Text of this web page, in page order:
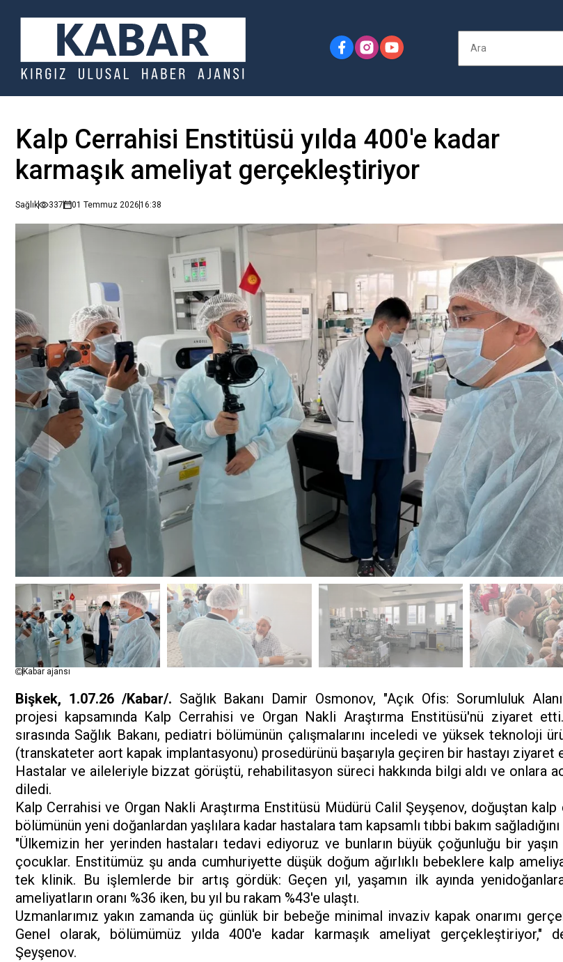
Kalp Cerrahisi Enstitüsü yılda 400'e kadar
karmaşık ameliyat gerçekleştiriyor
Sağlık 337 01 Temmuz 202616:38
Kabar ajansı
Bişkek, 1.07.26 /Kabar/. Sağlık Bakanı Damir Osmonov, "Açık Ofis: Sorumluluk
projesi kapsamında Kalp Cerrahisi ve Organ Nakli Araştırma Enstitüsü'nü ziyaret
sırasında Sağlık Bakanı, pediatri bölümünün çalışmalarını inceledi ve yüksek teknoloji
(transkateter aort kapak implantasyonu) prosedürünü başarıyla geçiren bir hastayı ziyaret
Hastalar ve aileleriyle bizzat görüştü, rehabilitasyon süreci hakkında bilgi aldı ve onlara
diledi.
Kalp Cerrahisi ve Organ Nakli Araştırma Enstitüsü Müdürü Calil Şeyşenov, doğuştan kalp
bölümünün yeni doğanlardan yaşlılara kadar hastalara tam kapsamlı tıbbi bakım
"Ülkemizin her yerinden hastaları tedavi ediyoruz ve bunların büyük çoğunluğu bir yaşın
çocuklar. Enstitümüz şu anda cumhuriyette düşük doğum ağırlıklı bebeklere kalp
tek klinik. Bu işlemlerde bir artış gördük: Geçen yıl, yaşamın ilk ayında
ameliyatların oranı %36 iken, bu yıl bu rakam %43'e ulaştı.
Uzmanlarımız yakın zamanda üç günlük bir bebeğe minimal invaziv kapak onarımı
Genel olarak, bölümümüz yılda 400'e kadar karmaşık ameliyat gerçekleştiriyor,"
Şeyşenov.